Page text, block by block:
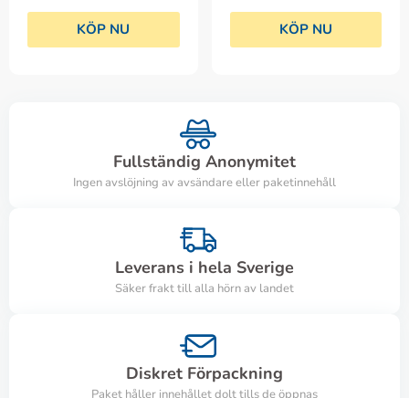
Fullständig Anonymitet
Ingen avslöjning av avsändare eller paketinnehåll
Leverans i hela Sverige
Säker frakt till alla hörn av landet
Diskret Förpackning
KÖP NU KÖP NU